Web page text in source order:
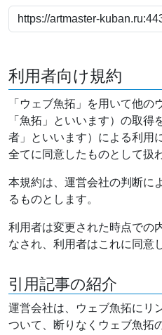
利用者向け規約
「ウェブ魚拓」を用いて他の
「魚拓」といいます）の取得
者」といいます）による利用
全てに同意したものとして扱
本規約は、運営会社の判断に
るものとします。
利用者は変更された時点での
なされ、利用者はこれに同意
引用記事の紹介
運営会社は、ウェブ魚拓にリ
ついて、断りなくウェブ魚拓